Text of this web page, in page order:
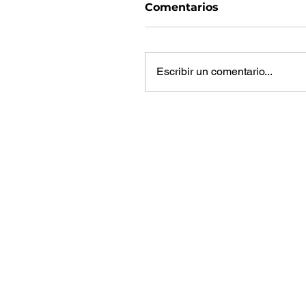
Comentarios
Escribir un comentario...